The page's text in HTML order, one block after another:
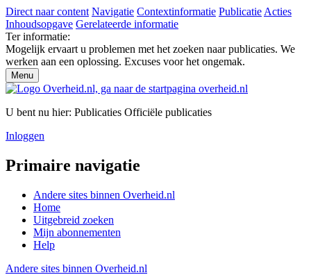
Direct naar content Navigatie Contextinformatie Publicatie Acties
Inhoudsopgave Gerelateerde informatie
Ter informatie:
Mogelijk ervaart u problemen met het zoeken naar publicaties. We
werken aan een oplossing. Excuses voor het ongemak.
Menu
U bent nu hier: Publicaties Officiële publicaties
Inloggen
Primaire navigatie
Andere sites binnen Overheid.nl
Home
Uitgebreid zoeken
Mijn abonnementen
Help
Andere sites binnen Overheid.nl